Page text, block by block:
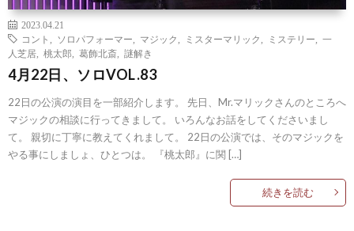
2023.04.21
コント
ソロパフォーマー マジック ミスターマリック ミステリー
一
人芝居
桃太郎 葛飾北斎 謎解き
4月22日、ソロVOL.83
22日の公演の演目を一部紹介します。 先日、Mr.マリックさんのところへ
マジックの相談に行ってきまして。 いろんなお話をしてくださいまし
て。 親切に丁寧に教えてくれまして。 22日の公演では、そのマジックを
やる事にしましょ、ひとつは。 『桃太郎』に関 […]
続きを読む